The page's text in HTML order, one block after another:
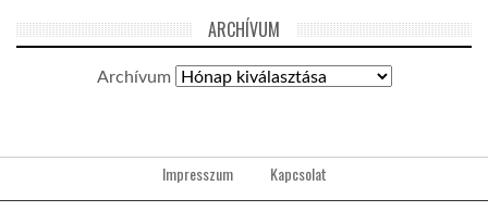
ARCHÍVUM
Archívum
Impresszum Kapcsolat